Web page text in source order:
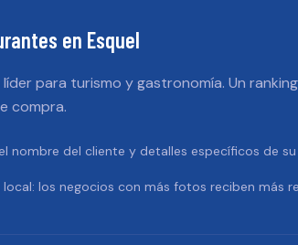
en Esquel
para turismo y gastronomía. Un
compra.
nombre del cliente y detalles específicos de su
los negocios con más fotos reciben más